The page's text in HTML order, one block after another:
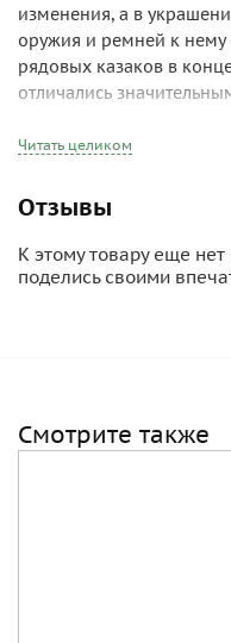
изменения, а в
оружия и ремней к нему
рядовых казаков в
отличались
Читать целиком
Отзывы
К этому товару еще
поделись своими
Смотрите также